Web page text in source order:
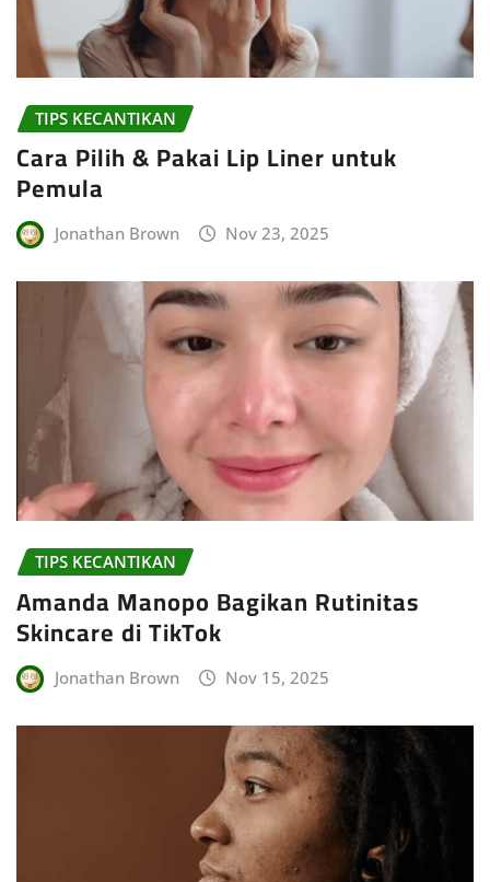
TIPS KECANTIKAN
Cara Pilih & Pakai Lip Liner untuk
Pemula
Jonathan Brown Nov 23, 2025
TIPS KECANTIKAN
Amanda Manopo Bagikan Rutinitas
Skincare di TikTok
Jonathan Brown Nov 15, 2025